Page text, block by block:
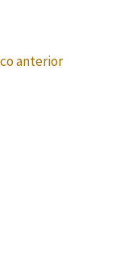
anterior